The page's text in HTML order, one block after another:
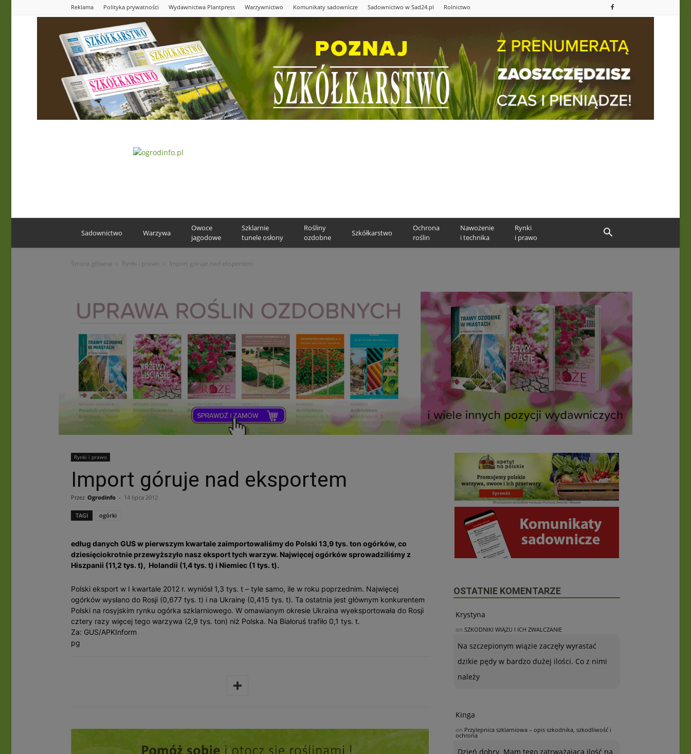
Reklama Polityka prywatności Wydawnictwa Plantpress Warzywnictwo Komunikaty sadownicze Sadownictwo w Sad24.pl Rolnictwo
Sadownictwo Warzywa
Owoce
jagodowe
Szklarnie
tunele osłony
Rośliny
ozdobne
Szkółkarstwo
Ochrona
roślin
Nawożenie
i technika
Rynki
i prawo
Strona główna Rynki i prawo Import góruje nad eksportem
Rynki i prawo
Import góruje nad eksportem
Przez Ogrodinfo - 14 lipca 2012
TAGI ogórki
edług danych GUS w pierwszym kwartale zaimportowaliśmy do Polski 13,9 tys. ton ogórków, co
dziesięciokrotnie przewyższyło nasz eksport tych warzyw. Najwięcej ogórków sprowadziliśmy z
Hiszpanii (11,2 tys. t), Holandii (1,4 tys. t) i Niemiec (1 tys. t).
Polski eksport w I kwartale 2012 r. wyniósł 1,3 tys. t – tyle samo, ile w roku poprzednim. Najwięcej
ogórków wysłano do Rosji (0,677 tys. t) i na Ukrainę (0,415 tys. t). Ta ostatnia jest głównym konkurentem
Polski na rosyjskim rynku ogórka szklarniowego. W omawianym okresie Ukraina wyeksportowała do Rosji
cztery razy więcej tego warzywa (2,9 tys. ton) niż Polska. Na Białoruś trafiło 0,1 tys. t.
Za: GUS/APKInform
pg
OSTATNIE KOMENTARZE
Krystyna
on SZKODNIKI WIĄZU I ICH ZWALCZANIE
Na szczepionym wiązie zaczęły wyrastać
dzikie pędy w bardzo dużej ilości. Co z nimi
należy
Kinga
on Przylepnica szklarniowa – opis szkodnika, szkodliwość i
ochrona
Dzień dobry. Mam tego zatrważającą ilość na